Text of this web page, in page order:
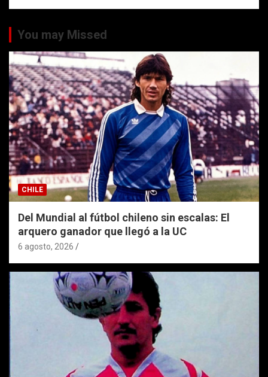
You may Missed
CHILE
Del Mundial al fútbol chileno sin escalas: El
arquero ganador que llegó a la UC
6 agosto, 2026